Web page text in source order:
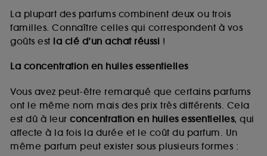
La plupart des parfums combinent deux ou trois
familles. Connaître celles qui correspondent à vos
goûts est la clé d’un achat réussi !
La concentration en huiles essentielles
Vous avez peut-être remarqué que certains parfums
ont le même nom mais des prix très différents. Cela
est dû à leur concentration en huiles essentielles, qui
affecte à la fois la durée et le coût du parfum. Un
même parfum peut exister sous plusieurs formes :